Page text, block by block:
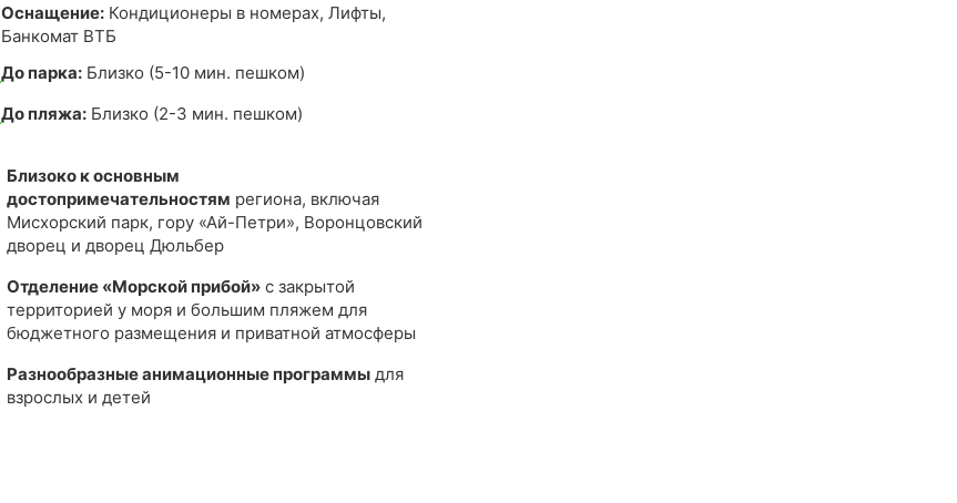
Оснащение: Кондиционеры в номерах, Лифты,
Банкомат ВТБ
До парка: Близко (5-10 мин. пешком)
До пляжа: Близко (2-3 мин. пешком)
Близоко к основным
достопримечательностям региона, включая
Мисхорский парк, гору «Ай-Петри», Воронцовский
дворец и дворец Дюльбер
Отделение «Морской прибой» с закрытой
территорией у моря и большим пляжем для
бюджетного размещения и приватной атмосферы
Разнообразные анимационные программы для
взрослых и детей